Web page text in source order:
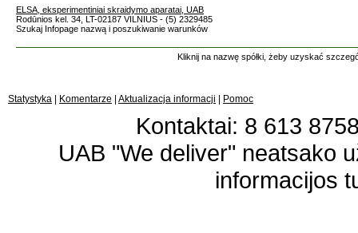
ELSA, eksperimentiniai skraidymo aparatai, UAB
Rodūnios kel. 34, LT-02187 VILNIUS - (5) 2329485
Szukaj Infopage nazwą i poszukiwanie warunków
Kliknij na nazwę spółki, żeby uzyskać
Statystyka Komentarze Aktualizacja informacji Pomoc
Kontaktai: 8 613
UAB "We deliver" neatsako
informacijos